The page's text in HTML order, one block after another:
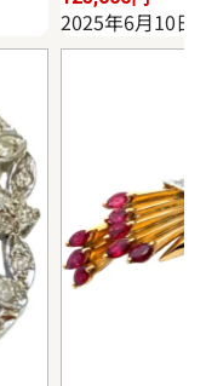
2025年6月10日